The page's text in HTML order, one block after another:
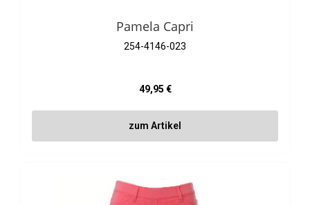
Pamela Capri
254-4146-023
Regulärer Preis:
49,95 €
zum Artikel